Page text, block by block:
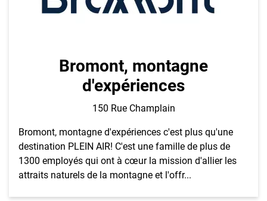
Bromont, montagne
d'expériences
150 Rue Champlain
Bromont, montagne d'expériences c'est plus qu'une
destination PLEIN AIR! C'est une famille de plus de
1300 employés qui ont à cœur la mission d'allier les
attraits naturels de la montagne et l'offr...